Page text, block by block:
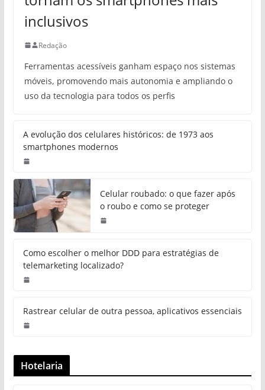
inclusivos
Redação
Ferramentas acessíveis ganham espaço nos sistemas
móveis, promovendo mais autonomia e ampliando o
uso da tecnologia para todos os perfis
A evolução dos celulares históricos: de 1973 aos
smartphones modernos
Celular roubado: o que fazer após
o roubo e como se proteger
Como escolher o melhor DDD para estratégias de
telemarketing localizado?
Rastrear celular de outra pessoa, aplicativos essenciais
Hotelaria